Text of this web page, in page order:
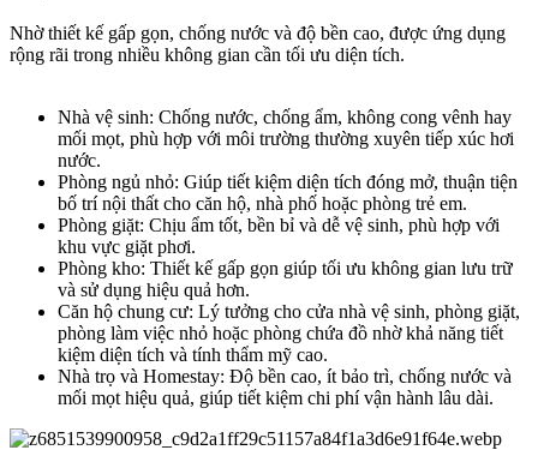
Nhờ thiết kế gấp gọn, chống nước và độ bền cao, được ứng dụng
rộng rãi trong nhiều không gian cần tối ưu diện tích.
Nhà vệ sinh: Chống nước, chống ẩm, không cong vênh hay
mối mọt, phù hợp với môi trường thường xuyên tiếp xúc hơi
nước.
Phòng ngủ nhỏ: Giúp tiết kiệm diện tích đóng mở, thuận tiện
bố trí nội thất cho căn hộ, nhà phố hoặc phòng trẻ em.
Phòng giặt: Chịu ẩm tốt, bền bỉ và dễ vệ sinh, phù hợp với
khu vực giặt phơi.
Phòng kho: Thiết kế gấp gọn giúp tối ưu không gian lưu trữ
và sử dụng hiệu quả hơn.
Căn hộ chung cư: Lý tưởng cho cửa nhà vệ sinh, phòng giặt,
phòng làm việc nhỏ hoặc phòng chứa đồ nhờ khả năng tiết
kiệm diện tích và tính thẩm mỹ cao.
Nhà trọ và Homestay: Độ bền cao, ít bảo trì, chống nước và
mối mọt hiệu quả, giúp tiết kiệm chi phí vận hành lâu dài.